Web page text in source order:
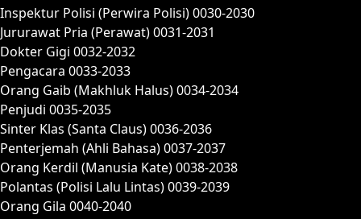
Inspektur Polisi (Perwira Polisi) 0030-2030
Jururawat Pria (Perawat) 0031-2031
Dokter Gigi 0032-2032
Pengacara 0033-2033
Orang Gaib (Makhluk Halus) 0034-2034
Penjudi 0035-2035
Sinter Klas (Santa Claus) 0036-2036
Penterjemah (Ahli Bahasa) 0037-2037
Orang Kerdil (Manusia Kate) 0038-2038
Polantas (Polisi Lalu Lintas) 0039-2039
Orang Gila 0040-2040